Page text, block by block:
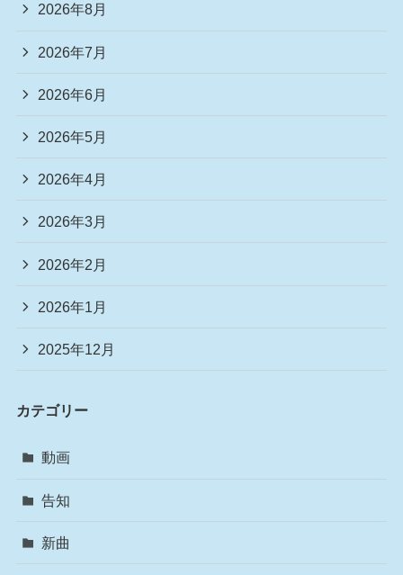
2026年8月
2026年7月
2026年6月
2026年5月
2026年4月
2026年3月
2026年2月
2026年1月
2025年12月
カテゴリー
動画
告知
新曲